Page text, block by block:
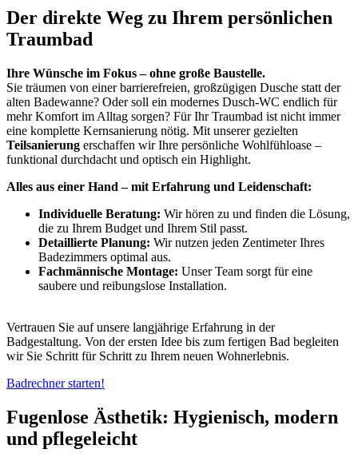
Der direkte Weg zu Ihrem persönlichen
Traumbad
Ihre Wünsche im Fokus – ohne große Baustelle.
Sie träumen von einer barrierefreien, großzügigen Dusche statt der
alten Badewanne? Oder soll ein modernes Dusch-WC endlich für
mehr Komfort im Alltag sorgen? Für Ihr Traumbad ist nicht immer
eine komplette Kernsanierung nötig. Mit unserer gezielten
Teilsanierung erschaffen wir Ihre persönliche Wohlfühloase –
funktional durchdacht und optisch ein Highlight.
Alles aus einer Hand – mit Erfahrung und Leidenschaft:
Individuelle Beratung: Wir hören zu und finden die Lösung,
die zu Ihrem Budget und Ihrem Stil passt.
Detaillierte Planung: Wir nutzen jeden Zentimeter Ihres
Badezimmers optimal aus.
Fachmännische Montage: Unser Team sorgt für eine
saubere und reibungslose Installation.
Vertrauen Sie auf unsere langjährige Erfahrung in der
Badgestaltung. Von der ersten Idee bis zum fertigen Bad begleiten
wir Sie Schritt für Schritt zu Ihrem neuen Wohnerlebnis.
Badrechner starten!
Fugenlose Ästhetik: Hygienisch, modern
und pflegeleicht